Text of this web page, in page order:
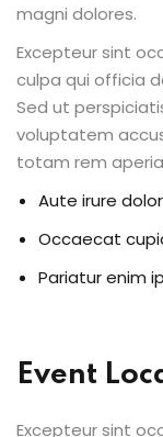
magni dolores.
Excepteur sint
culpa qui officia
Sed ut
voluptatem
totam rem
Aute irure
Occaecat
Pariatur enim
Event
Excepteur sint